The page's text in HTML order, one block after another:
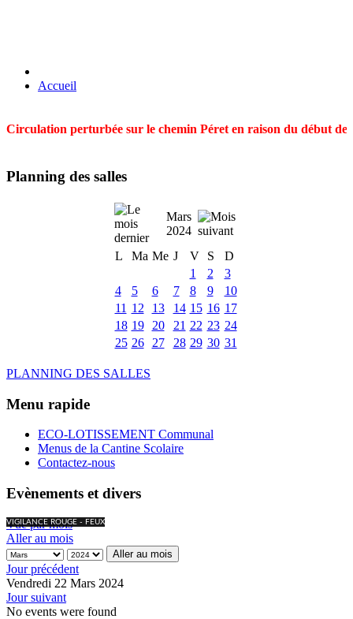
Accueil
Circulation perturbée sur le chemin Péret en raison du début
Planning des salles
Mars
2024
L
Ma Me J V S
D
1
2
3
4
5 6 7 8 9
10
11 12 13 14 15 16 17
18 19 20 21 22 23 24
25 26 27 28 29 30 31
PLANNING DES SALLES
Menu rapide
ECO-LOTISSEMENT Communal
Menus de la Cantine Scolaire
Contactez-nous
Evènements et divers
VIGILANCE ROUGE - FEUX
Vue par mois
Aller au mois
Aller au mois
Jour précédent
Vendredi 22 Mars 2024
Jour suivant
No events were found